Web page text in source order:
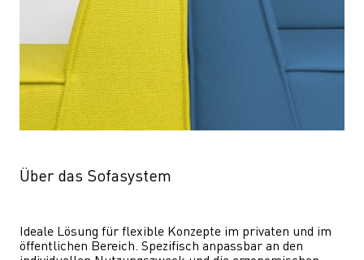
Über das Sofasystem
Ideale Lösung für flexible Konzepte im privaten und im
öffentlichen Bereich. Spezifisch anpassbar an den